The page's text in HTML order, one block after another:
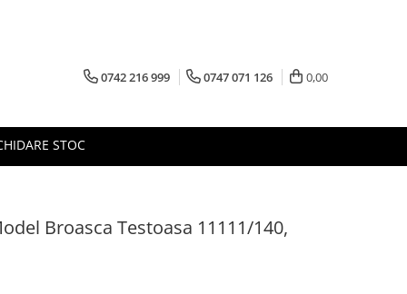
0742 216 999 0747 071 126 0,00
STOC
Broasca Testoasa 11111/140,